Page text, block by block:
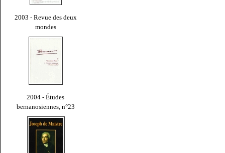
2003 - Revue des deux
mondes
2004 - Études
bernanosiennes, n°23